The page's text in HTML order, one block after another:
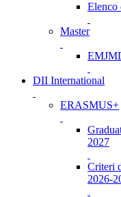
Elenco
Master
DII International
ERASMUS+
2027
Criteri
2026-